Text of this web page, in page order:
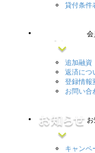
貸付条件
会
追加融資
返済につ
登録情報
お問い合
キャンペ